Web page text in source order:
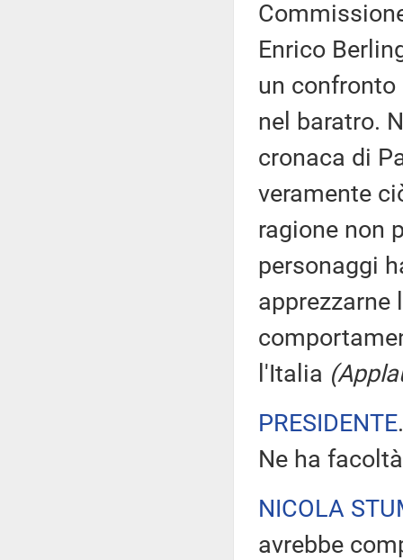
Enrico
un confronto
nel baratro.
cronaca di
veramente
ragione non
personaggi
apprezzarne
l'Italia
PRESIDENTE
Ne ha
NICOLA
avrebbe